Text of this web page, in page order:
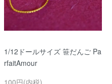
1/12ドールサイズ 笹だんご Pa
rfaitAmour
100円(内税)